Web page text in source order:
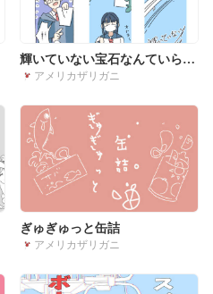
輝いていない宝石なんていらな
い アメリカザリガニ
ぎゅぎゅっと缶詰
アメリカザリガニ